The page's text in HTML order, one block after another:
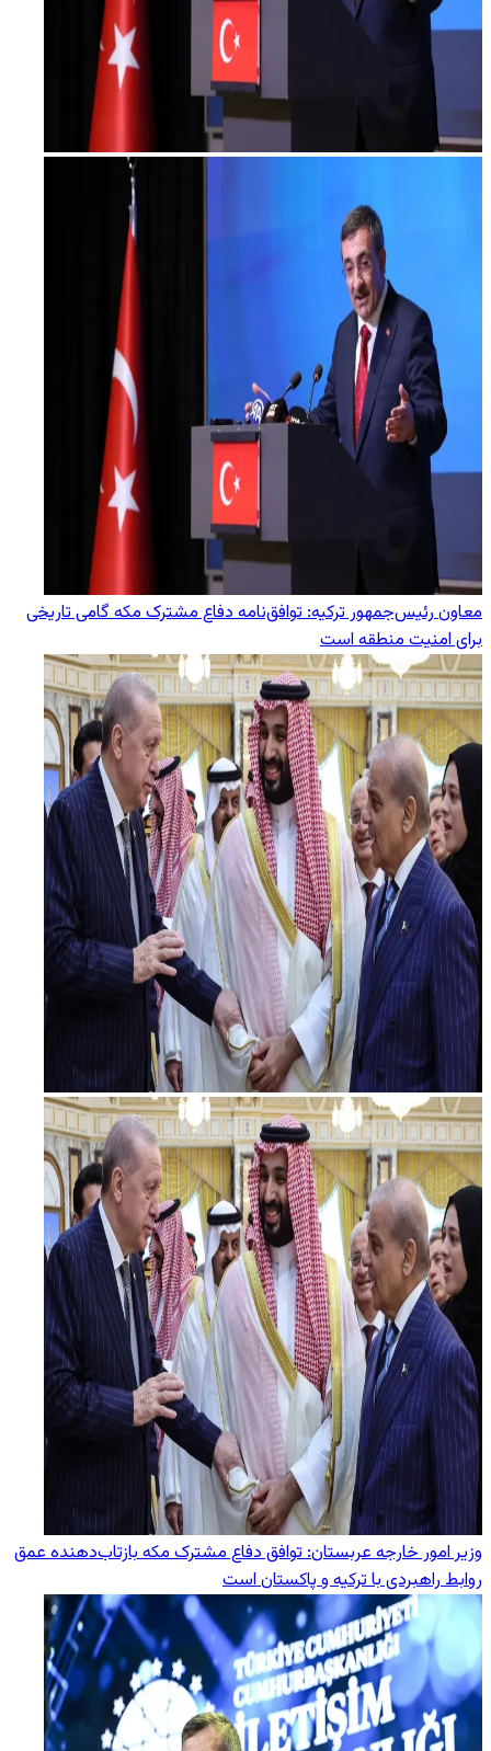
معاون رئیس‌جمهور ترکیه: توافق‌نامه دفاع مشترک مکه گامی تاریخی
برای امنیت منطقه است
وزیر امور خارجه عربستان: توافق دفاع مشترک مکه بازتاب‌دهنده عمق
روابط راهبردی با ترکیه و پاکستان است